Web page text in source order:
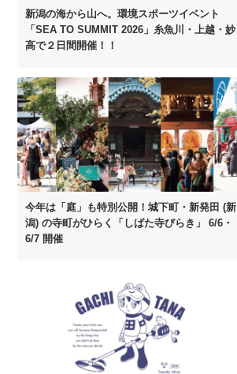
新潟の海から山へ。 環境スポーツイベント
「SEA TO SUMMIT 2026」 糸魚川・上越・妙
高で２日間開催！！
今年は「庭」も特別公開！ 城下町・新発田 (新
潟) の寺町がひらく
「しばた寺びらき」 6/6・
6/7 開催